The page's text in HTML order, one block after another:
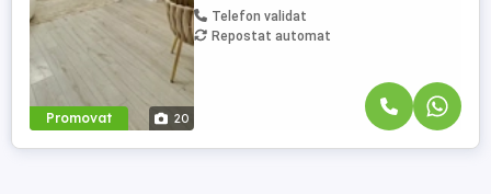
Promovat 20
Telefon validat
Repostat automat